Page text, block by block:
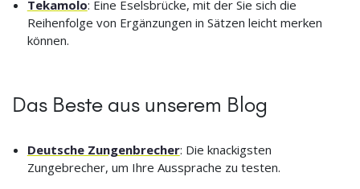
Tekamolo: Eine Eselsbrücke, mit der Sie sich die
Reihenfolge von Ergänzungen in Sätzen leicht merken
können.
Das Beste aus unserem Blog
Deutsche Zungenbrecher: Die knackigsten
Zungebrecher, um Ihre Aussprache zu testen.